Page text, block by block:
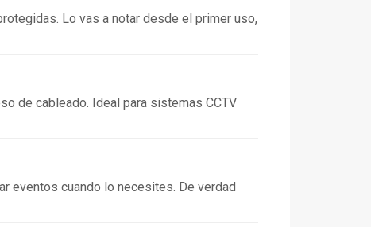
Lo vas a notar desde el primer uso,
de cableado. Ideal para sistemas CCTV
eventos cuando lo necesites. De verdad